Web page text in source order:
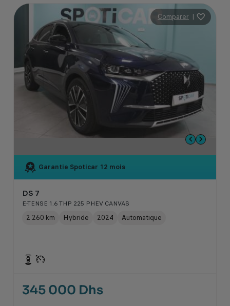
Comparer |
Garantie Spoticar 12 mois
DS 7
E-TENSE 1.6 THP 225 PHEV CANVAS
2 260 km Hybride 2024 Automatique
345 000 Dhs